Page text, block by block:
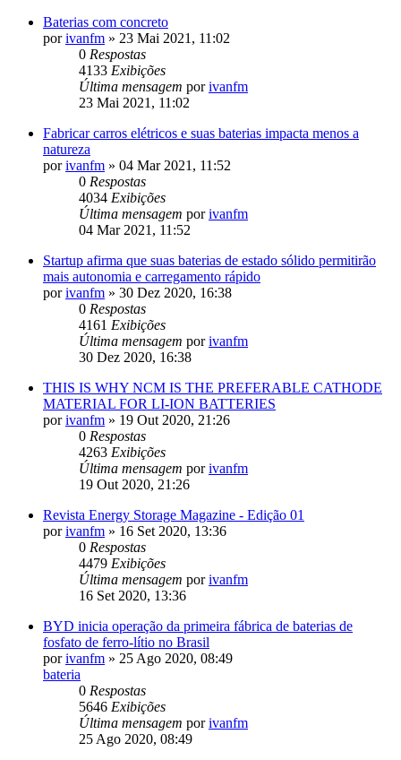
Baterias com concreto
porivanfm » 23 Mai 2021, 11:02
0 Respostas
4133 Exibições
Última mensagem porivanfm
23 Mai 2021, 11:02
Fabricar carros elétricos e suas baterias impacta menos a
natureza
porivanfm » 04 Mar 2021, 11:52
0 Respostas
4034 Exibições
Última mensagem porivanfm
04 Mar 2021, 11:52
Startup afirma que suas baterias de estado sólido permitirão
mais autonomia e carregamento rápido
porivanfm » 30 Dez 2020, 16:38
0 Respostas
4161 Exibições
Última mensagem porivanfm
30 Dez 2020, 16:38
THIS IS WHY NCM IS THE PREFERABLE CATHODE
MATERIAL FOR LI-ION BATTERIES
porivanfm » 19 Out 2020, 21:26
0 Respostas
4263 Exibições
Última mensagem porivanfm
19 Out 2020, 21:26
Revista Energy Storage Magazine - Edição 01
porivanfm » 16 Set 2020, 13:36
0 Respostas
4479 Exibições
Última mensagem porivanfm
16 Set 2020, 13:36
BYD inicia operação da primeira fábrica de baterias de
fosfato de ferro-lítio no Brasil
porivanfm » 25 Ago 2020, 08:49
bateria
0 Respostas
5646 Exibições
Última mensagem porivanfm
25 Ago 2020, 08:49